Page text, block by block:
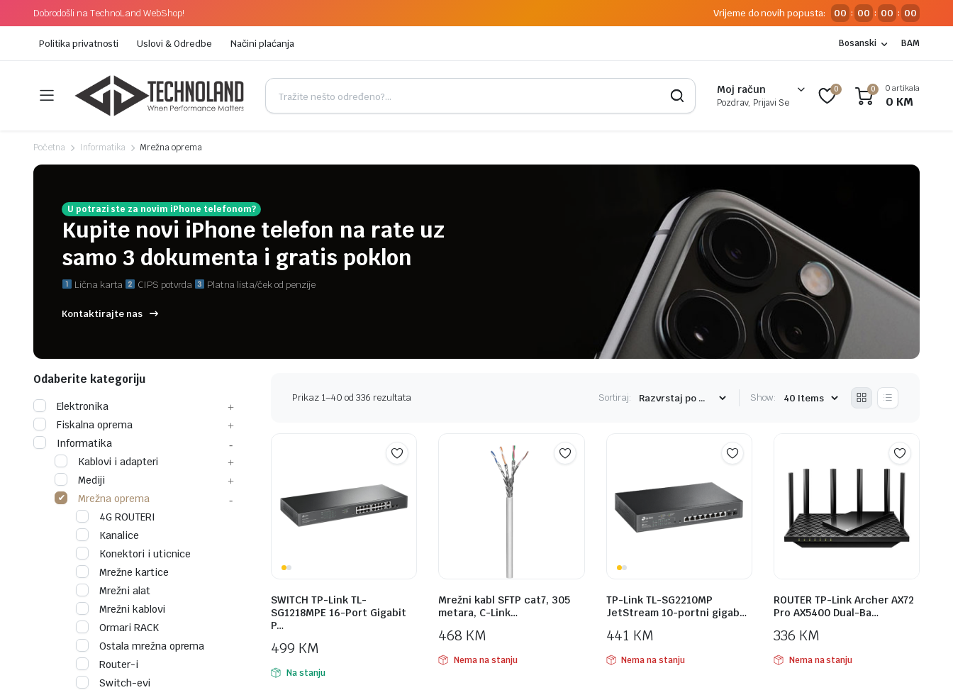
Dobrodošli na TechnoLand WebShop! Vrijeme do novih popusta: 00 : 00 : 00 : 00
Politika privatnosti Uslovi & Odredbe Načini plaćanja Bosanski BAM
Moj račun
Pozdrav, Prijavi Se
0 0 0 artikala
0 KM
Početna Informatika Mrežna oprema
U potrazi ste za novim iPhone telefonom?
Kupite novi iPhone telefon na rate uz
samo 3 dokumenta i gratis poklon
Lična karta CIPS potvrda Platna lista/ček od penzije
Kontaktirajte nas
Prikaz 1–40 od 336 rezultata Sortiraj: Show:
SWITCH TP-Link TL-
SG1218MPE 16-Port Gigabit
P…
499 KM
Na stanju
Mrežni kabl SFTP cat7, 305
metara, C-Link…
468 KM
Nema na stanju
TP-Link TL-SG2210MP
JetStream 10-portni gigab…
441 KM
Nema na stanju
ROUTER TP-Link Archer AX72
Pro AX5400 Dual-Ba…
336 KM
Nema na stanju
Odaberite kategoriju
Elektronika
Fiskalna oprema
Informatika
Kablovi i adapteri
Mediji
Mrežna oprema
4G ROUTERI
Kanalice
Konektori i uticnice
Mrežne kartice
Mrežni alat
Mrežni kablovi
Ormari RACK
Ostala mrežna oprema
Router-i
Switch-evi